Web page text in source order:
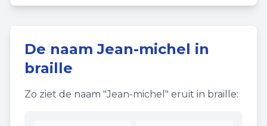
De naamJean-michel in
braille
Zo ziet de naam "Jean-michel " eruit in braille: